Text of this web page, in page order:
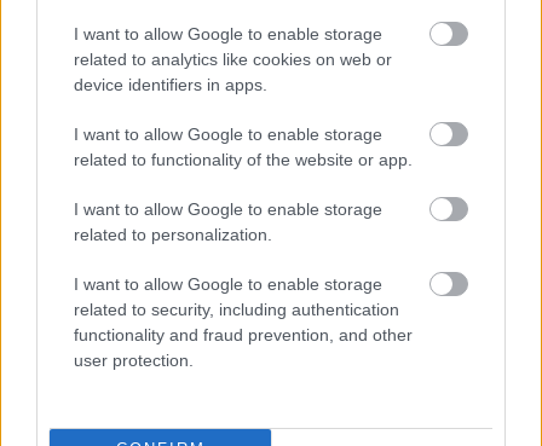
I want to allow Google to enable storage
related to analytics like cookies on web or
device identifiers in apps.
I want to allow Google to enable storage
related to functionality of the website or app.
I want to allow Google to enable storage
related to personalization.
I want to allow Google to enable storage
related to security, including authentication
functionality and fraud prevention, and other
user protection.
Támogatás
Támogasd adományoddal
a ManUtdFanatics.hu működését!
Kapcsolódó hírek
SIR ALEX FERGUSON